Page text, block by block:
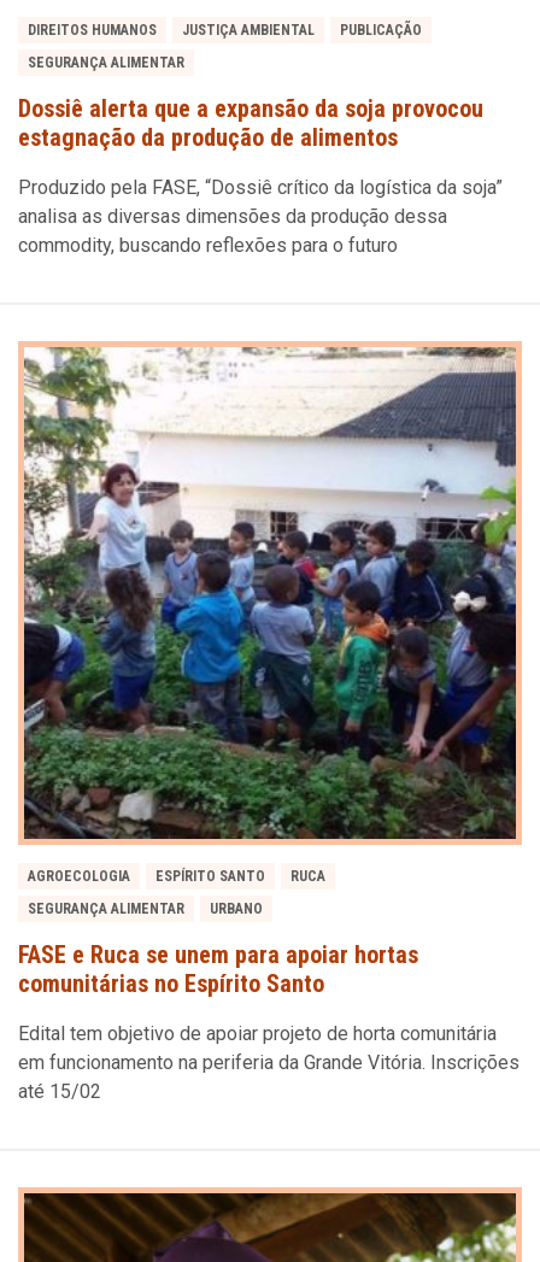
DIREITOS HUMANOS JUSTIÇA AMBIENTAL
PUBLICAÇÃO
SEGURANÇA ALIMENTAR
Dossiê alerta que a expansão da soja provocou
estagnação da produção de alimentos
Produzido pela FASE, “Dossiê crítico da logística da soja”
analisa as diversas dimensões da produção dessa
commodity, buscando reflexões para o futuro
AGROECOLOGIA ESPÍRITO SANTO
RUCA
SEGURANÇA ALIMENTAR
URBANO
FASE e Ruca se unem para apoiar hortas
comunitárias no Espírito Santo
Edital tem objetivo de apoiar projeto de horta comunitária
em funcionamento na periferia da Grande Vitória. Inscrições
até 15/02